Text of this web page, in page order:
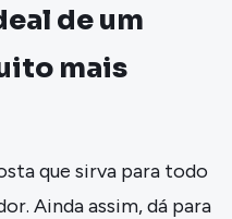
de um
mais
que sirva para todo
Ainda assim, dá para